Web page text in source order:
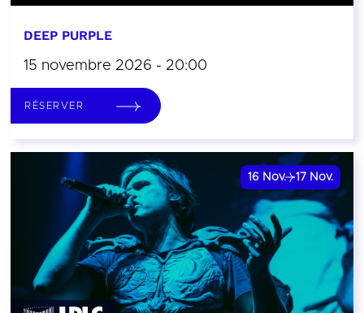
DEEP PURPLE
15 novembre 2026 - 20:00
RÉSERVER
16 Nov. 17 Nov.